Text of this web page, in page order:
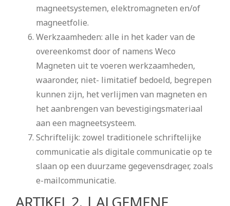
magneetsystemen, elektromagneten en/of
magneetfolie.
Werkzaamheden: alle in het kader van de
overeenkomst door of namens Weco
Magneten uit te voeren werkzaamheden,
waaronder, niet- limitatief bedoeld, begrepen
kunnen zijn, het verlijmen van magneten en
het aanbrengen van bevestigingsmateriaal
aan een magneetsysteem.
Schriftelijk: zowel traditionele schriftelijke
communicatie als digitale communicatie op te
slaan op een duurzame gegevensdrager, zoals
e-mailcommunicatie.
ARTIKEL 2. | ALGEMENE